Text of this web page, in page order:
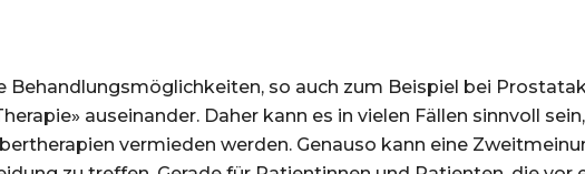
so auch zum Beispiel bei
auseinander. Daher kann es in vielen Fällen sinnvoll
vermieden werden. Genauso kann eine